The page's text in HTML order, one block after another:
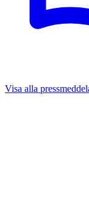
Visa alla